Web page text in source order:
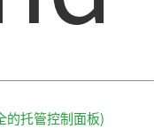
的托管控制面板)